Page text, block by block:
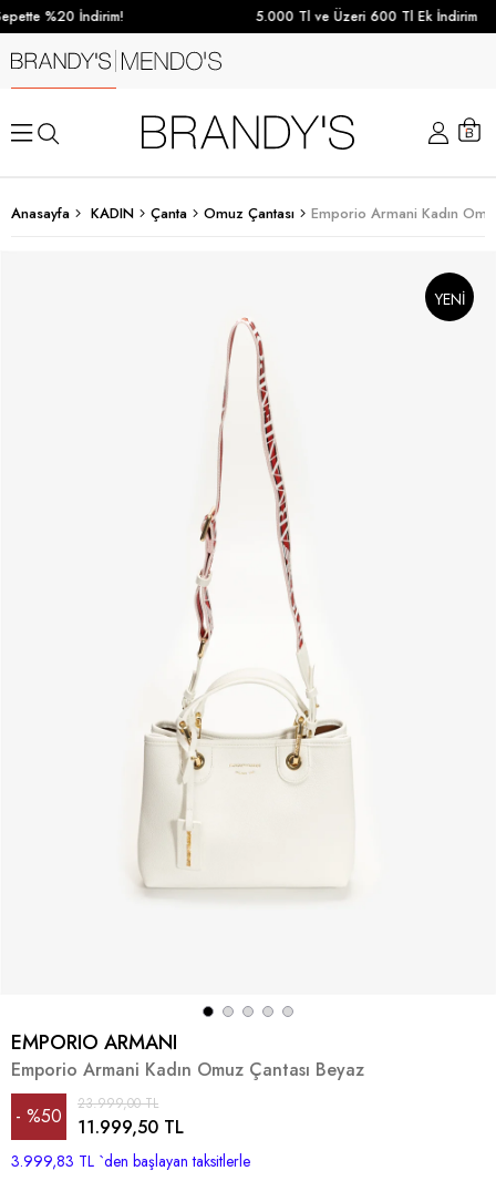
%20 İndirim! 5.000 Tl ve Üzeri 600 Tl Ek İndirim
Anasayfa KADIN Çanta Omuz Çantası Emporio Armani Kadın
YENI
EMPORIO ARMANI
Emporio Armani Kadın Omuz Çantası Beyaz
%50
İndirim
23.999,00 TL
11.999,50 TL
3.999,83 TL `den başlayan taksitlerle